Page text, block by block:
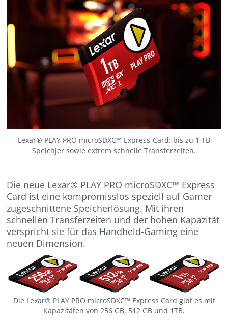
Lexar® PLAY PRO microSDXC™ Express-Card: bis zu 1 TB
Speichjer sowie extrem schnelle Transferzeiten.
Die neue Lexar® PLAY PRO microSDXC™ Express
Card ist eine kompromisslos speziell auf Gamer
zugeschnittene Speicherlösung. Mit ihren
schnellen Transferzeiten und der hohen Kapazität
verspricht sie für das Handheld-Gaming eine
neuen Dimension.
Die Lexar® PLAY PRO microSDXC™ Express Card gibt es mit
Kapazitäten von 256 GB, 512 GB und 1TB.